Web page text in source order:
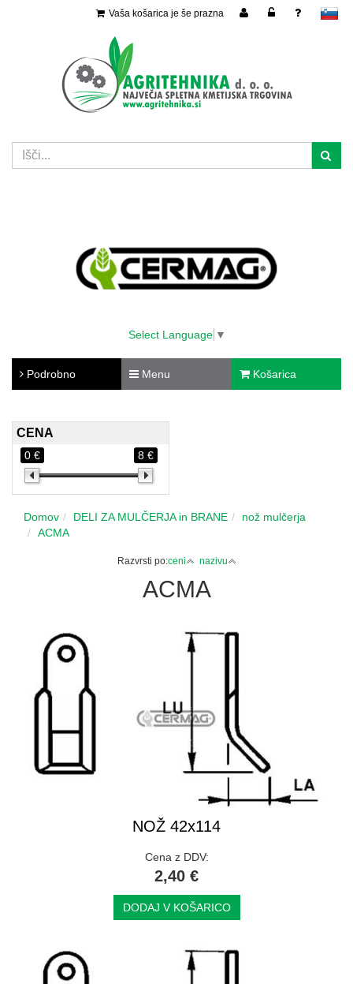
slovensko
Vaša košarica je še prazna
Select Language ▼
Podrobno Menu Košarica
CENA
0 € 8 €
Domov DELI ZA MULČERJA in BRANE
nož mulčerja
ACMA
Razvrsti po:ceni nazivu
ACMA
NOŽ 42x114
Cena z DDV:
2,40 €
DODAJ V KOŠARICO